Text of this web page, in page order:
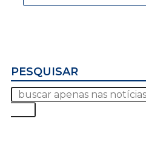
PESQUISAR